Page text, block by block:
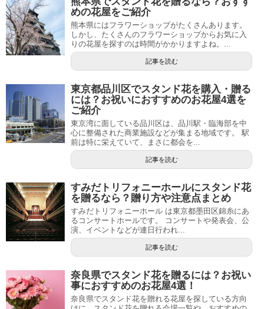
めの花屋をご紹介
熊本県にはフラワーショップがたくさんあります。
しかし、たくさんのフラワーショップからお気に入
りの花屋を探すのは時間がかかりますよね。...
記事を読む
東京都品川区でスタンド花を購入・贈る
には？お祝いにおすすめのお花屋4選を
ご紹介
東京湾に面している品川区は、品川駅・臨海部を中
心に整備された商業施設などが集まる地域です。 駅
前は特に栄えていて、まさに都会を...
記事を読む
すみだトリフォニーホールにスタンド花
を贈るなら？贈り方や注意点まとめ
すみだトリフォニーホール は東京都墨田区錦糸にあ
るコンサートホールです。 コンサートや発表会、公
演、イベントなどが連日行われ...
記事を読む
奈良県でスタンド花を贈るには？お祝い
事におすすめのお花屋4選！
奈良県でスタンド花を贈れる花屋を探している方向